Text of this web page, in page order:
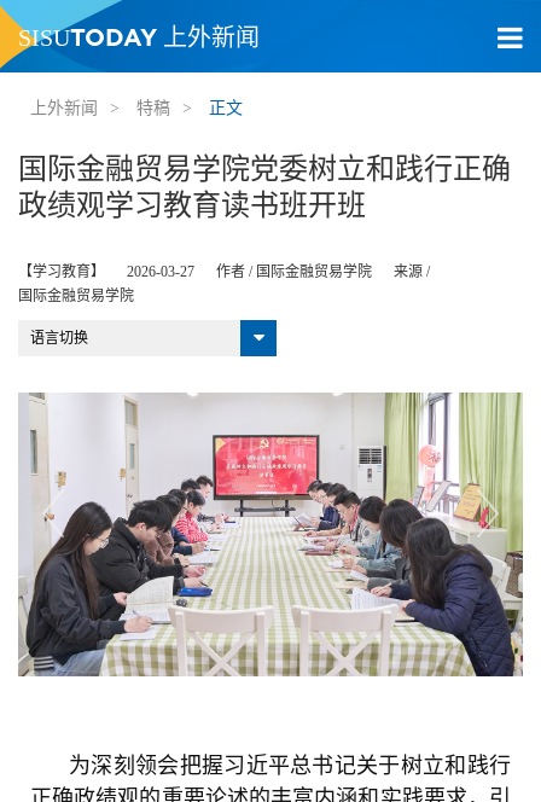
SISUTODAY 上外新闻
上外新闻 > 特稿 > 正文
国际金融贸易学院党委树立和践行正确
政绩观学习教育读书班开班
【学习教育】 2026-03-27 作者 / 国际金融贸易学院
来源 /
国际金融贸易学院
语言切换
为深刻领会把握习近平总书记关于树立和践行